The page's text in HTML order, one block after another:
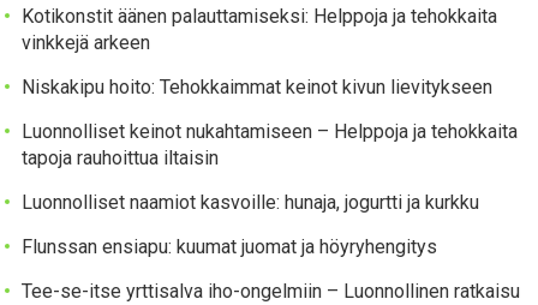
Kotikonstit äänen palauttamiseksi: Helppoja ja tehokkaita
vinkkejä arkeen
Niskakipu hoito: Tehokkaimmat keinot kivun lievitykseen
Luonnolliset keinot nukahtamiseen – Helppoja ja tehokkaita
tapoja rauhoittua iltaisin
Luonnolliset naamiot kasvoille: hunaja, jogurtti ja kurkku
Flunssan ensiapu: kuumat juomat ja höyryhengitys
Tee-se-itse yrttisalva iho-ongelmiin – Luonnollinen ratkaisu